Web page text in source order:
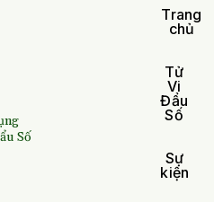
Số
Trang
chủ
Tử
Vi
Đẩu
Số
Sự
kiện